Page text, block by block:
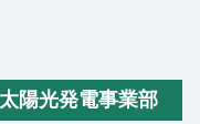
陽光発電事業部